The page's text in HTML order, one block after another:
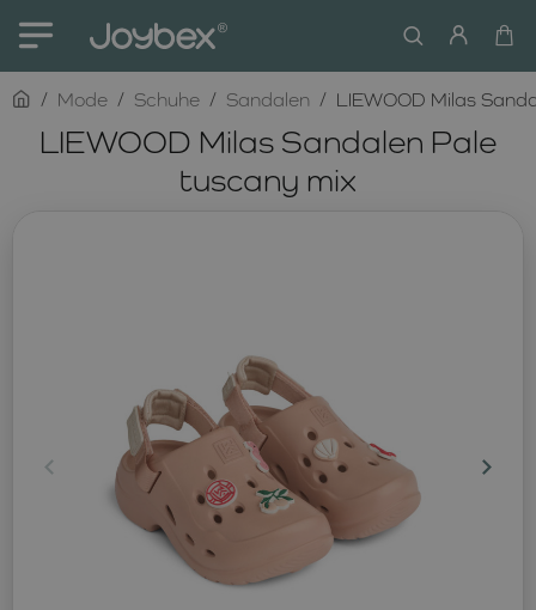
LIEWOOD Milas Sandalen Pale
tuscany mix
homeMode Schuhe Sandalen LIEWOOD Milas